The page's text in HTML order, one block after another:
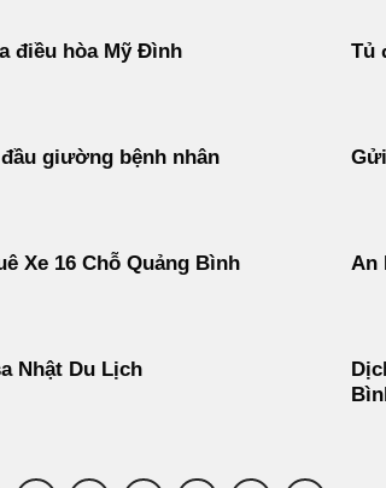
điều hòa Mỹ Đình Tủ
giường bệnh nhân
Xe 16 Chỗ Quảng Bình An
Nhật Du Lịch